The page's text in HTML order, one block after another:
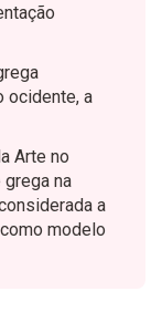
ocidente, a
Arte no
na
a
modelo